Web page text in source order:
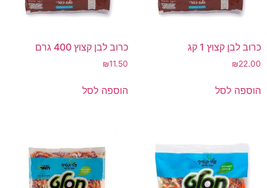
כרוב לבן קצוץ 1 קג
₪22.00
הוספה לסל
כרוב לבן קצוץ 400 גרם
₪11.50
הוספה לסל